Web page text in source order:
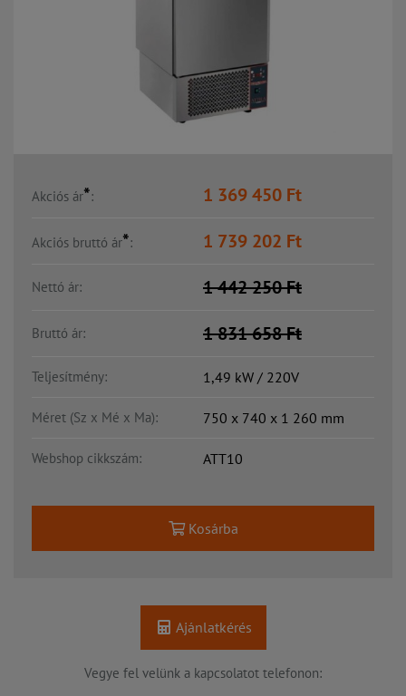
Akciós ár*: 1 369 450 Ft
Akciós bruttó ár*: 1 739 202 Ft
Nettó ár: 1 442 250Ft
Bruttó ár: 1 831 658Ft
Teljesítmény: 1,49 kW / 220V
Méret (Sz x Mé x Ma): 750 x 740 x 1 260 mm
Webshop cikkszám: ATT10
Kosárba
Ajánlatkérés
Vegye fel velünk a kapcsolatot telefonon: